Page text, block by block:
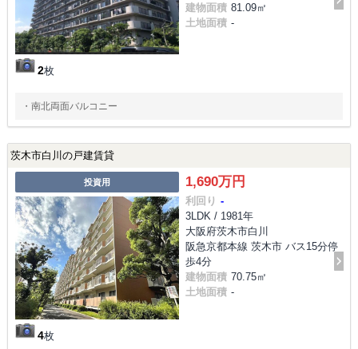
2枚
建物面積 81.09㎡
土地面積 -
・南北両面バルコニー
茨木市白川の戸建賃貸
投資用
4枚
1,690万円
利回り -
3LDK / 1981年
大阪府茨木市白川
阪急京都本線 茨木市 バス15分停
歩4分
建物面積 70.75㎡
土地面積 -